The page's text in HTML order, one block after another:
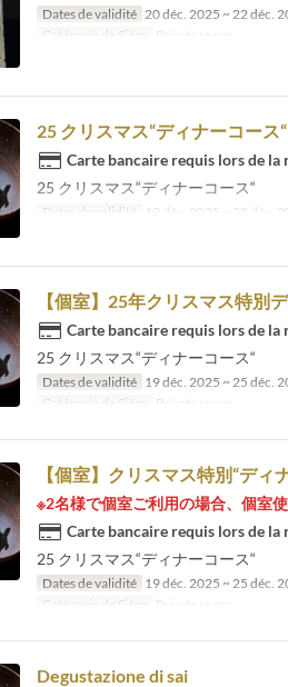
Dates de validité 20 déc. 2025 ~ 22 déc.
Catégorie de Siège
Private room
25 クリスマス“ディナーコース“
Carte bancaire requis lors de la
25 クリスマス“ディナーコース“
Dates de validité 19 déc. 2025 ~ 25 déc.
【個室】25年クリスマス特別
Carte bancaire requis lors de la
25 クリスマス“ディナーコース“
Dates de validité 19 déc. 2025 ~ 25 déc.
Catégorie de Siège
Private room
【個室】クリスマス特別“ディ
※2名様で個室ご利用の場合、個室
Carte bancaire requis lors de la
25 クリスマス“ディナーコース“
Dates de validité 19 déc. 2025 ~ 25 déc.
Catégorie de Siège
Private room
Degustazione di sai